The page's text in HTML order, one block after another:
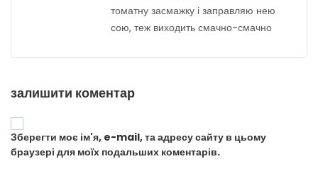
томатну засмажку і заправляю нею
сою, теж виходить смачно-смачно
залишити коментар
Зберегти моє ім'я, e-mail, та адресу сайту в цьому
браузері для моїх подальших коментарів.